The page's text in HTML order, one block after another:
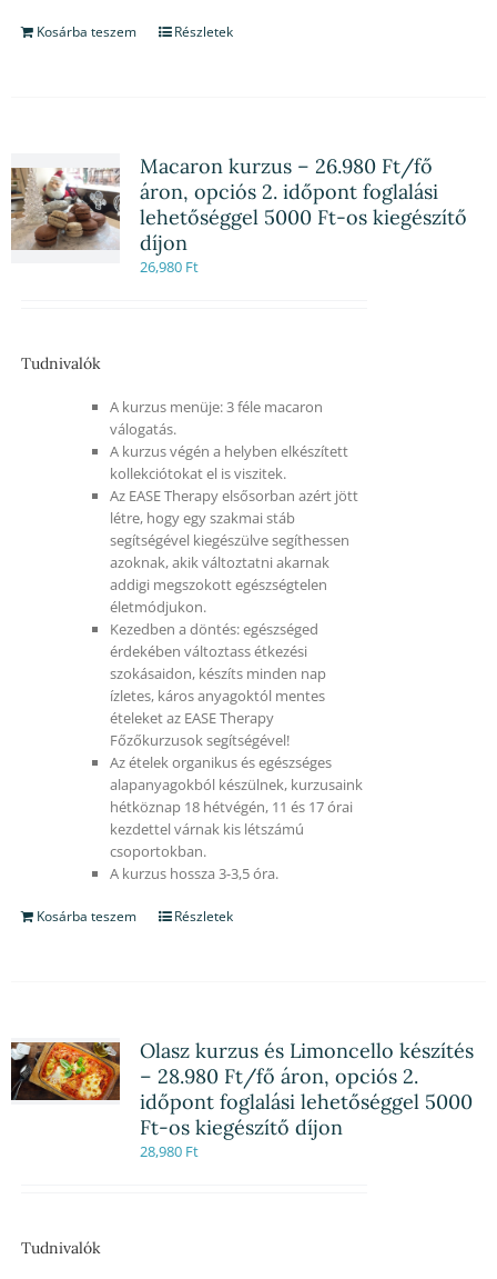
Kosárba teszem Részletek
Macaron kurzus – 26.980 Ft/fő
áron, opciós 2. időpont foglalási
lehetőséggel 5000 Ft-os kiegészítő
díjon
26,980 Ft
Tudnivalók
A kurzus menüje: 3 féle macaron
válogatás.
A kurzus végén a helyben elkészített
kollekciótokat el is viszitek.
Az EASE Therapy elsősorban azért jött
létre, hogy egy szakmai stáb
segítségével kiegészülve segíthessen
azoknak, akik változtatni akarnak
addigi megszokott egészségtelen
életmódjukon.
Kezedben a döntés: egészséged
érdekében változtass étkezési
szokásaidon, készíts minden nap
ízletes, káros anyagoktól mentes
ételeket az EASE Therapy
Főzőkurzusok segítségével!
Az ételek organikus és egészséges
alapanyagokból készülnek, kurzusaink
hétköznap 18 hétvégén, 11 és 17 órai
kezdettel várnak kis létszámú
csoportokban.
A kurzus hossza 3-3,5 óra.
Kosárba teszem Részletek
Olasz kurzus és Limoncello készítés
– 28.980 Ft/fő áron, opciós 2.
időpont foglalási lehetőséggel 5000
Ft-os kiegészítő díjon
28,980 Ft
Tudnivalók